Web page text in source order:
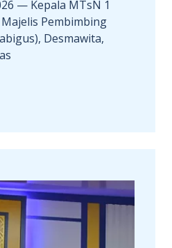
— Kepala MTsN 1
Pembimbing
Desmawita,